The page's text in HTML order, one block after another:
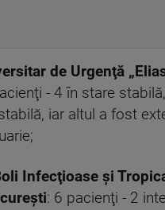
de Urgenţă
- 4 în stare
iar altul a fost
Infecţioase şi
: 6 pacienţi - 2